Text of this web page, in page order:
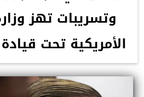
وتسريبات تهز
الأمريكية تحت